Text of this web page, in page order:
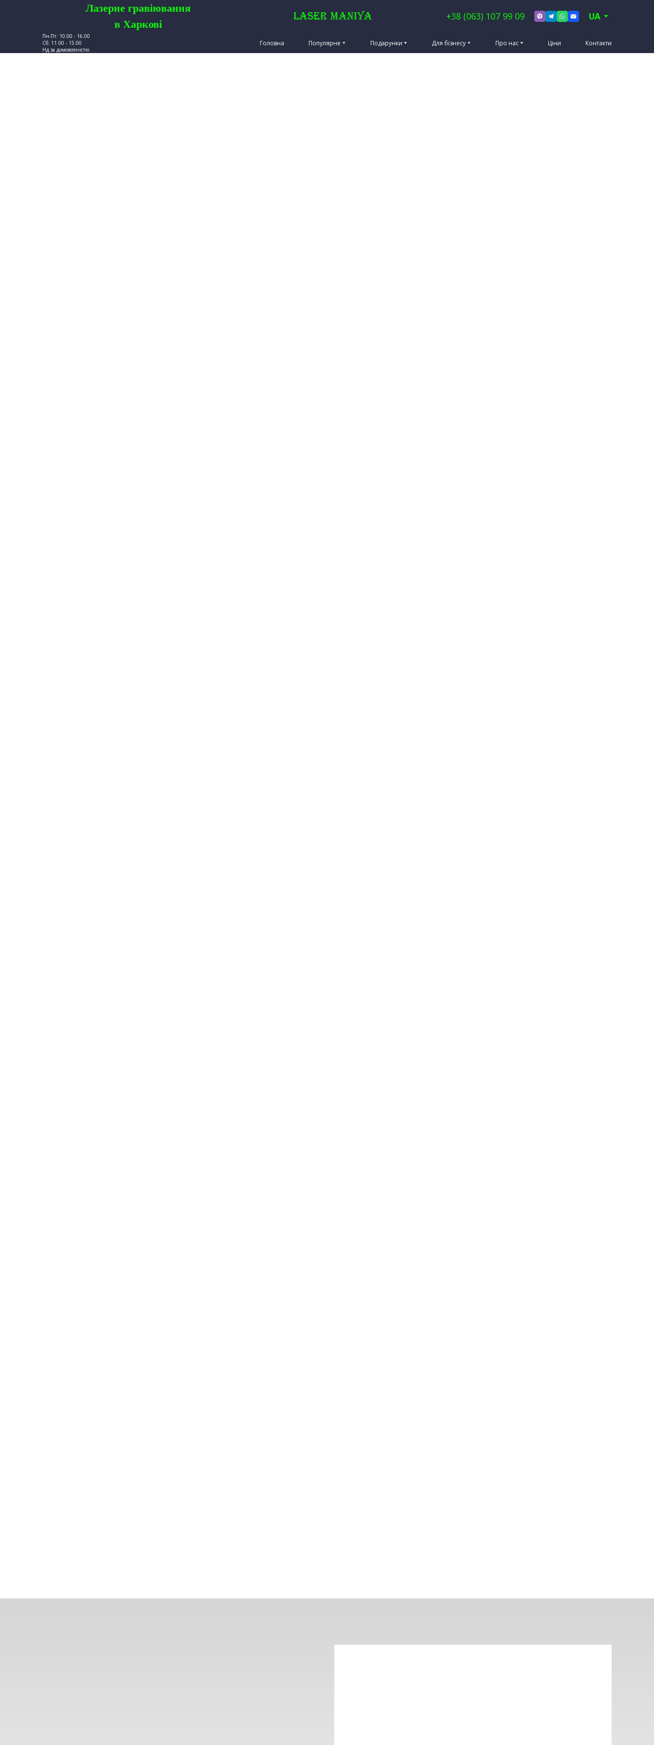
Лазерне гравіювання
в Харкові
Laser Maniya +38 (063) 107 99 09 UA
Пн-Пт: 10.00 - 16.00
Сб: 11.00 - 15.00
Нд за домовленістю
Головна Популярне Подарунки Для бізнесу Про нас Ціни Контакти